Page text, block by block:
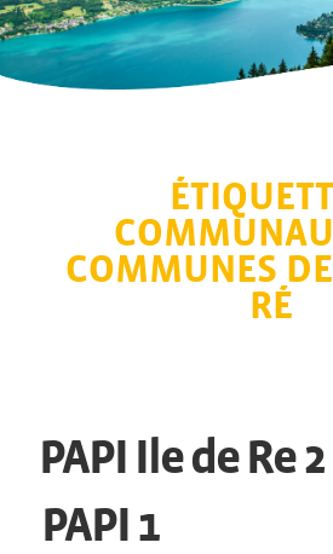
COMMUNES
RÉ
PAPI Ile de Re
PAPI 1